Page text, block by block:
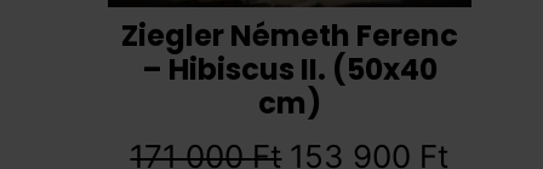
Ziegler Németh Ferenc
– Hibiscus II. (50x40
cm)
171 000Ft 153 900 Ft